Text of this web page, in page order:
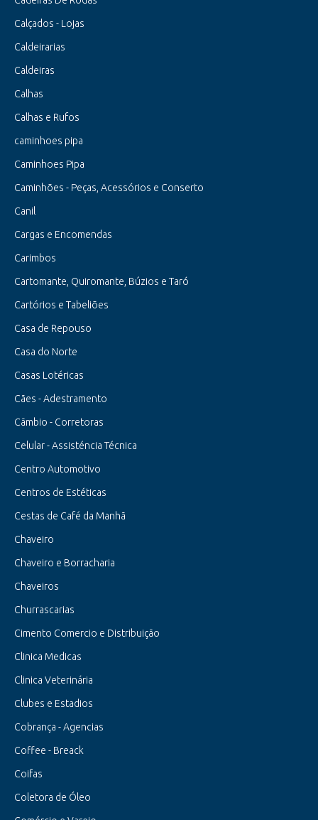
Calçados - Lojas
Caldeirarias
Caldeiras
Calhas
Calhas e Rufos
caminhoes pipa
Caminhoes Pipa
Caminhões - Peças, Acessórios e Conserto
Canil
Cargas e Encomendas
Carimbos
Cartomante, Quiromante, Búzios e Taró
Cartórios e Tabeliões
Casa de Repouso
Casa do Norte
Casas Lotéricas
Cães - Adestramento
Cãmbio - Corretoras
Celular - Assisténcia Técnica
Centro Automotivo
Centros de Estéticas
Cestas de Café da Manhã
Chaveiro
Chaveiro e Borracharia
Chaveiros
Churrascarias
Cimento Comercio e Distribuição
Clinica Medicas
Clinica Veterinária
Clubes e Estadios
Cobrança - Agencias
Coffee - Breack
Coifas
Coletora de Óleo